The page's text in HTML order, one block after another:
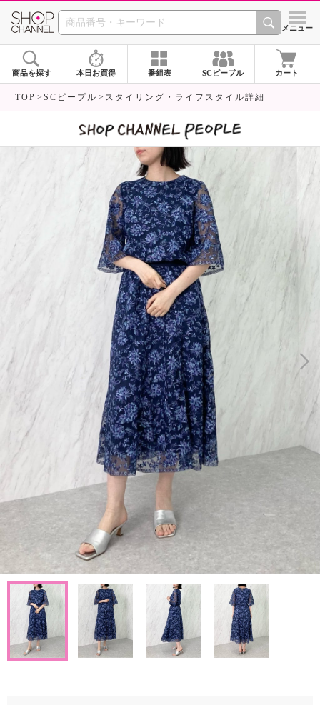
SHOP CHANNEL シメニュー
商品を探す 本日お買得 番組表 SCピープル カート
TOP SCピープル スタイリング・ライフスタイル詳細